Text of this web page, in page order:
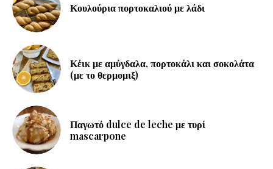
Κουλούρια πορτοκαλιού με λάδι
Κέικ με αμύγδαλα, πορτοκάλι και σοκολάτα
(με το θερμομιξ)
Παγωτό dulce de leche με τυρί
mascarpone